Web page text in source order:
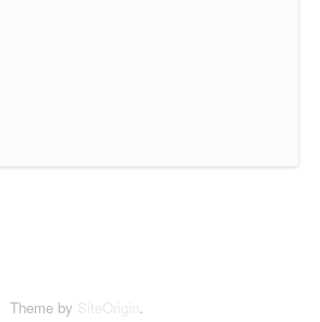
Theme by SiteOrigin